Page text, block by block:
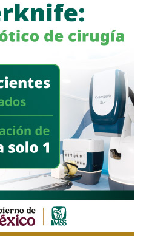
de la familia Koplowitz,FCC se
las constructoras más
, pero fue acumulando una deuda
a mediados de la década
Slim inyectó el capital
compañía y convertirse en
su llegada, se han hecho
la remodelación delEstadio